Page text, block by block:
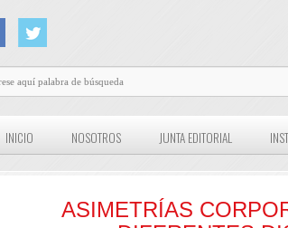
INICIO NOSOTROS JUNTA EDITORIAL
ASIMETRÍAS